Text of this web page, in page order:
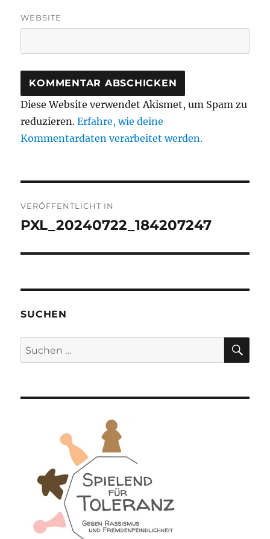
WEBSITE
Diese Website verwendet Akismet, um Spam zu
reduzieren.Erfahre, wie deine
Kommentardaten verarbeitet werden.
VERÖFFENTLICHT IN
PXL_20240722_184207247
SUCHEN
Suchen
nach: